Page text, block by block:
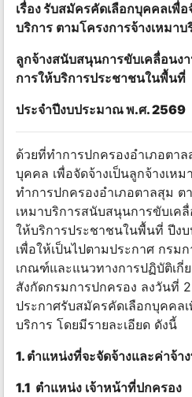
เรื่อง รับสมัครคัดเลือกบุคคลเพื่อ
บริการ ตามโครงการจ้างเหมาบ
ลูกจ้างสนับสนุนการขับเคลื่อนง
การให้บริการประชาชนในพื้นที่
ประจําปีงบประมาณพ.ศ. 2569
ด้วยที่ทําการปกครองอําเภอตา
บุคคล เพื่อจัดจ้างเป็นลูกจ้างเห
ทําการปกครองอําเภอตาลสุม ต
เหมาบริการสนับสนุนการขับเค
ให้บริการประชาชนในพื้นที่ ปีง
เพื่อให้เป็นไปตามประกาศ กรม
เกณฑ์และแนวทางการปฏิบัติเกี่
สังกัดกรมการปกครอง ลงวันที่
ประกาศรับสมัครคัดเลือกบุคคลเ
บริการ โดยมีรายละเอียด ดังนี้
1. ตําแหน่งที่จะจัดจ้างและค่าจ้าง
1.1 ตําแหน่ง เจ้าหน้าที่ปกครอง